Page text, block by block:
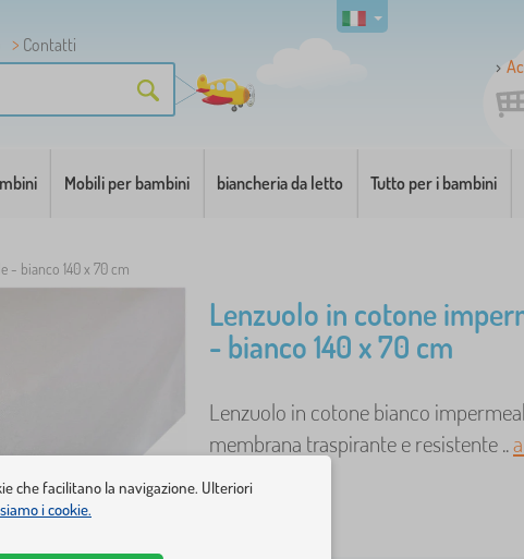
Contatti
Mobili per bambini biancheria da letto Tutto per i bambini
- bianco 140 x 70 cm
Lenzuolo in cotone
- bianco 140 x 70 cm
Lenzuolo in cotone bianco
membrana traspirante e resistente ..
che facilitano la navigazione. Ulteriori
i cookie.